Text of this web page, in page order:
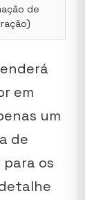
de
em
um
de
os